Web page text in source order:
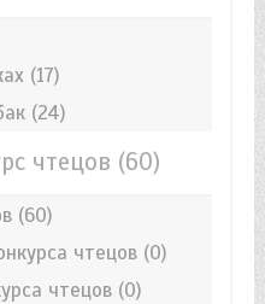
(17)
(24)
чтецов (60)
(60)
чтецов(0)
чтецов(0)